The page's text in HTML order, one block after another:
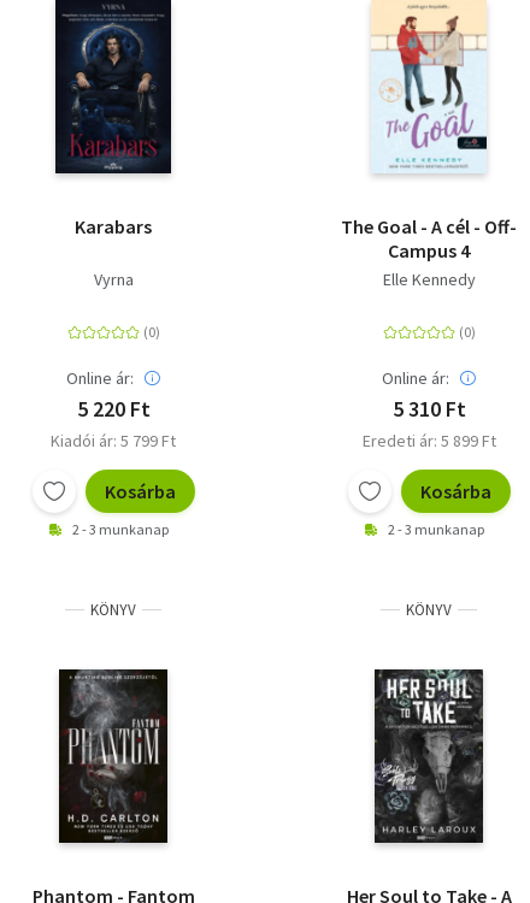
Karabars
Vyrna
Online ár:
5 220 Ft
Kiadói ár: 5 799 Ft
Kosárba
2 - 3 munkanap
The Goal - A cél - Off-
Campus 4
Elle Kennedy
Online ár:
5 310 Ft
Eredeti ár: 5 899 Ft
Kosárba
2 - 3 munkanap
KÖNYV
Phantom - Fantom
KÖNYV
Her Soul to Take - A